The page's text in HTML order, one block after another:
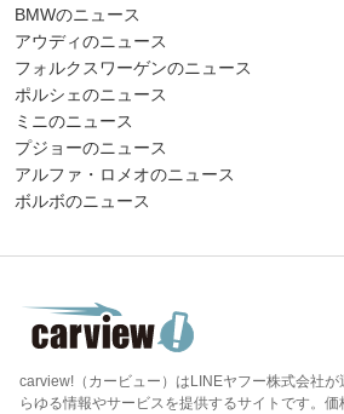
BMWのニュース
アウディのニュース
フォルクスワーゲンのニュース
ポルシェのニュース
ミニのニュース
プジョーのニュース
アルファ・ロメオのニュース
ボルボのニュース
carview!（カービュー）はLINEヤフー株式会社
らゆる情報やサービスを提供するサイトです。